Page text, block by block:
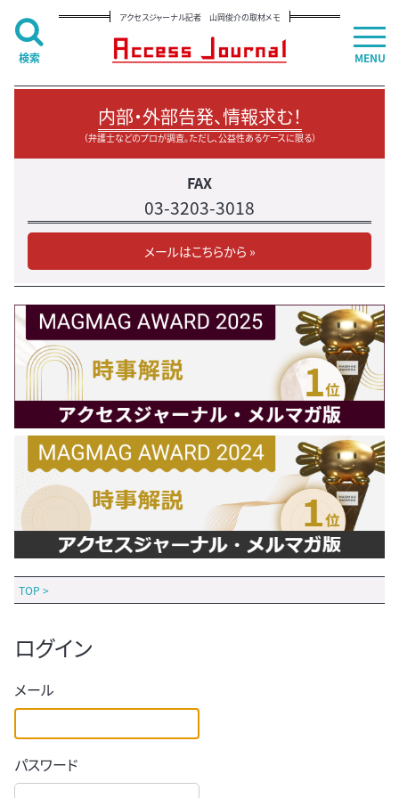
アクセスジャーナル記者 山岡俊介の取材メモ
内部・外部告発、情報求む！
（弁護士などのプロが調査。ただし、公益性あるケースに限る）
FAX
03-3203-3018
メールはこちらから »
TOP >
ログイン
メール
パスワード
MENU
検索